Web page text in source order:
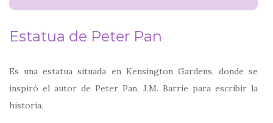
Estatua de Peter Pan
Es una estatua situada en Kensington Gardens, donde se
inspiró el autor de Peter Pan, J.M. Barrie para escribir la
historia.